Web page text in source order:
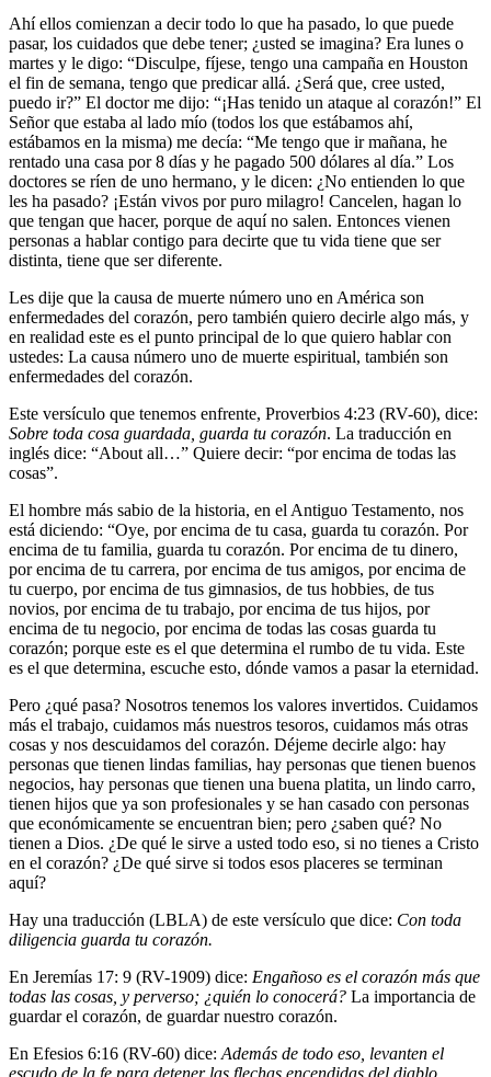
Ahí ellos comienzan a decir todo lo que ha pasado, lo que puede
pasar, los cuidados que debe tener; ¿usted se imagina? Era lunes o
martes y le digo: “Disculpe, fíjese, tengo una campaña en Houston
el fin de semana, tengo que predicar allá. ¿Será que, cree usted,
puedo ir?” El doctor me dijo: “¡Has tenido un ataque al corazón!” El
Señor que estaba al lado mío (todos los que estábamos ahí,
estábamos en la misma) me decía: “Me tengo que ir mañana, he
rentado una casa por 8 días y he pagado 500 dólares al día.” Los
doctores se ríen de uno hermano, y le dicen: ¿No entienden lo que
les ha pasado? ¡Están vivos por puro milagro! Cancelen, hagan lo
que tengan que hacer, porque de aquí no salen. Entonces vienen
personas a hablar contigo para decirte que tu vida tiene que ser
distinta, tiene que ser diferente.
Les dije que la causa de muerte número uno en América son
enfermedades del corazón, pero también quiero decirle algo más, y
en realidad este es el punto principal de lo que quiero hablar con
ustedes: La causa número uno de muerte espiritual, también son
enfermedades del corazón.
Este versículo que tenemos enfrente, Proverbios 4:23 (RV-60), dice:
Sobre toda cosa guardada, guarda tu corazón. La traducción en
inglés dice: “About all…” Quiere decir: “por encima de todas las
cosas”.
El hombre más sabio de la historia, en el Antiguo Testamento, nos
está diciendo: “Oye, por encima de tu casa, guarda tu corazón. Por
encima de tu familia, guarda tu corazón. Por encima de tu dinero,
por encima de tu carrera, por encima de tus amigos, por encima de
tu cuerpo, por encima de tus gimnasios, de tus hobbies, de tus
novios, por encima de tu trabajo, por encima de tus hijos, por
encima de tu negocio, por encima de todas las cosas guarda tu
corazón; porque este es el que determina el rumbo de tu vida. Este
es el que determina, escuche esto, dónde vamos a pasar la eternidad.
Pero ¿qué pasa? Nosotros tenemos los valores invertidos. Cuidamos
más el trabajo, cuidamos más nuestros tesoros, cuidamos más otras
cosas y nos descuidamos del corazón. Déjeme decirle algo: hay
personas que tienen lindas familias, hay personas que tienen buenos
negocios, hay personas que tienen una buena platita, un lindo carro,
tienen hijos que ya son profesionales y se han casado con personas
que económicamente se encuentran bien; pero ¿saben qué? No
tienen a Dios. ¿De qué le sirve a usted todo eso, si no tienes a Cristo
en el corazón? ¿De qué sirve si todos esos placeres se terminan
aquí?
Hay una traducción (LBLA) de este versículo que dice: Con toda
diligencia guarda tu corazón.
En Jeremías 17: 9 (RV-1909) dice: Engañoso es el corazón más que
todas las cosas, y perverso; ¿quién lo conocerá? La importancia de
guardar el corazón, de guardar nuestro corazón.
En Efesios 6:16 (RV-60) dice: Además de todo eso, levanten el
escudo de la fe para detener las flechas encendidas del diablo